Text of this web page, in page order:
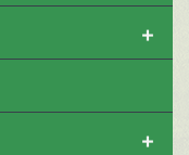
+
+